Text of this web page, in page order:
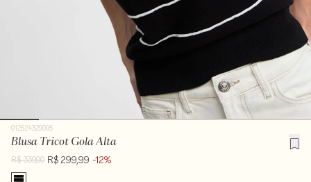
012524329005
Blusa Tricot Gola Alta
R$ 339,00 R$ 299,99 -12%